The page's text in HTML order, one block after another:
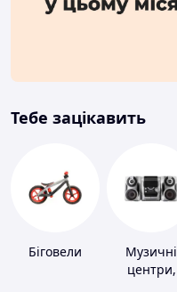
Тебе зацікавить
Біговели
Музичні
центри,